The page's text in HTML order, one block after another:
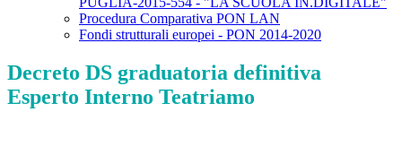
Procedura Comparativa PON LAN
Fondi strutturali europei - PON 2014-2020
Decreto DS graduatoria definitiva
Esperto Interno Teatriamo